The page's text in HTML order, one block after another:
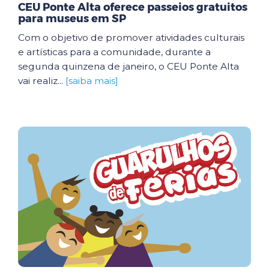
CEU Ponte Alta oferece passeios gratuitos
para museus em SP
Com o objetivo de promover atividades culturais
e artísticas para a comunidade, durante a
segunda quinzena de janeiro, o CEU Ponte Alta
vai realiz... [saiba mais]